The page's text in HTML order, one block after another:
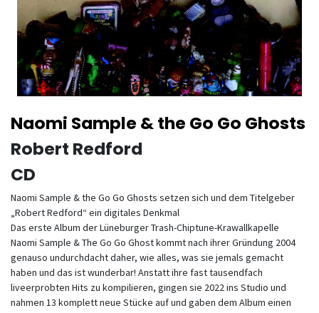
Naomi Sample & the Go Go Ghosts
Robert Redford
CD
Naomi Sample & the Go Go Ghosts setzen sich und dem Titelgeber
„Robert Redford“ ein digitales Denkmal
Das erste Album der Lüneburger Trash-Chiptune-Krawallkapelle
Naomi Sample & The Go Go Ghost kommt nach ihrer Gründung 2004
genauso undurchdacht daher, wie alles, was sie jemals gemacht
haben und das ist wunderbar! Anstatt ihre fast tausendfach
liveerprobten Hits zu kompilieren, gingen sie 2022 ins Studio und
nahmen 13 komplett neue Stücke auf und gaben dem Album einen